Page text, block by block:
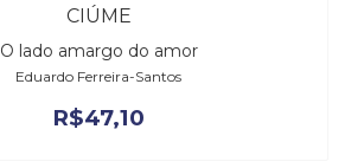
CIÚME
O lado amargo do amor
Eduardo Ferreira-Santos
R$47,10